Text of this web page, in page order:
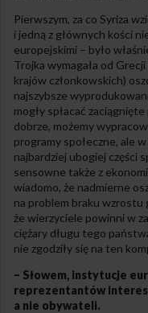
Pierwszym, za co Syriza
i jedną z głównych kości
europejskimi – było
Trojka wymagała od
krajów członkowskich)
najszybsze
mogły spłacać
dobrze, możemy
programy społeczne, ale
najbardziej ubogiej części
sensowne także z
wiadomo, że nadmierne
na problem braku wzrostu
że wierzyciele powinni w
ciężary długu tego
nie zgodziły się na ten
– Słowem, instytucje
reprezentantów
a nie obywateli.